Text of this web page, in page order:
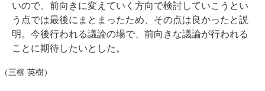
いので、前向きに変えていく方向で検討していこうとい
う点では最後にまとまったため、その点は良かったと説
明。今後行われる議論の場で、前向きな議論が行われる
ことに期待したいとした。
（三柳 英樹）